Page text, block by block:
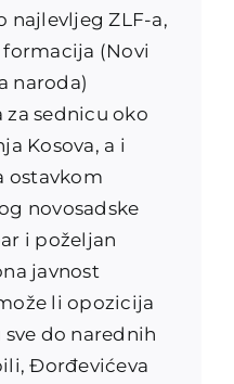
najlevljeg ZLF-a,
(Novi
naroda)
sednicu oko
Kosova, a i
ostavkom
novosadske
i poželjan
javnost
li opozicija
do narednih
Đorđevićeva